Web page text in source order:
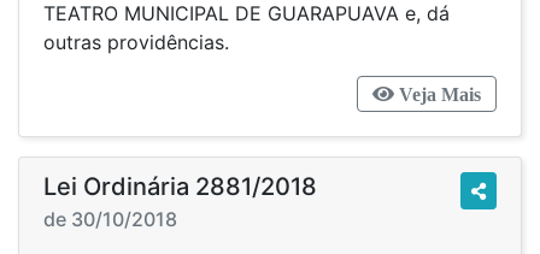
TEATRO MUNICIPAL DE GUARAPUAVA e, dá
outras providências.
Veja Mais
Lei Ordinária 2881/2018
de 30/10/2018